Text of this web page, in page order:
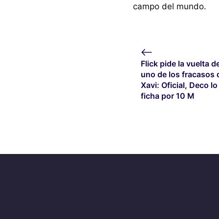
campo del mundo.
Flick pide la vuelta
uno de los fracasos
Xavi: Oficial, Deco lo
ficha por 10 M